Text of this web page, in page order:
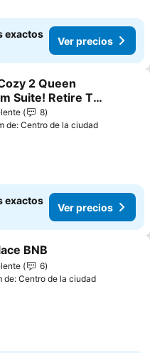
exactos
Ver precios
a favoritos
2 Queen
Suite! Retire To
After A
Day!
8
de: Centro de la ciudad
exactos
Ver precios
a favoritos
BNB
6
de: Centro de la ciudad